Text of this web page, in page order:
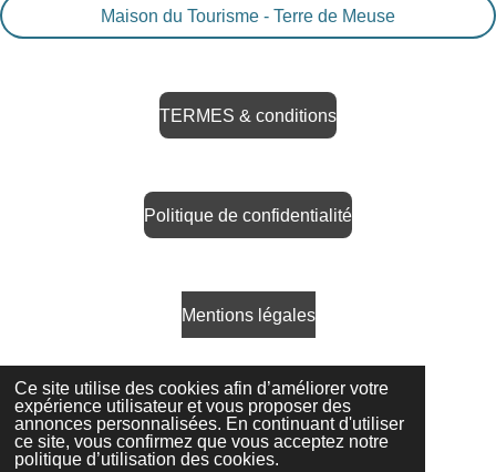
Ce site utilise des cookies afin d’améliorer votre
expérience utilisateur et vous proposer des
annonces personnalisées. En continuant d'utiliser
ce site, vous confirmez que vous acceptez notre
politique d’utilisation des cookies.
Maison du Tourisme - Terre de Meuse
TERMES & conditions
Politique de confidentialité
Mentions légales
Politique en matière de coockies
© 2026 La Balade Froma'Geer